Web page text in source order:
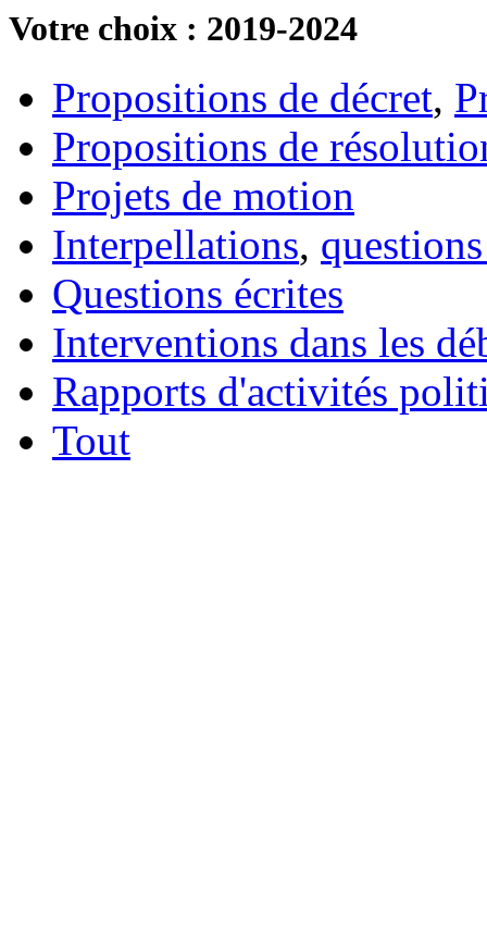
Votre choix : 2019-2024
Propositions de décret,
Propositions de
Projets de motion
Interpellations,
Questions écrites
Interventions dans les
Rapports d'activités
Tout